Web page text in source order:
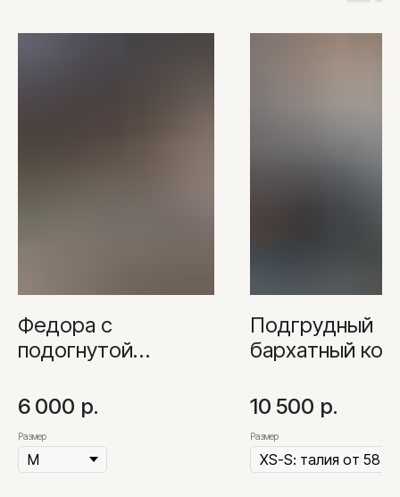
Федора с
подогнутой
серый
6 000 р.
Размер
Подгрудный
бархатный
10 500 р.
Размер